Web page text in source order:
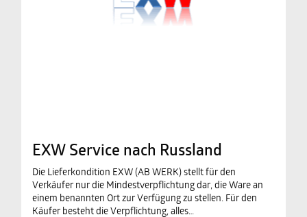
EXW Service nach Russland
Die Lieferkondition EXW (AB WERK) stellt für den
Verkäufer nur die Mindestverpflichtung dar, die Ware an
einem benannten Ort zur Verfügung zu stellen. Für den
Käufer besteht die Verpflichtung, alles…